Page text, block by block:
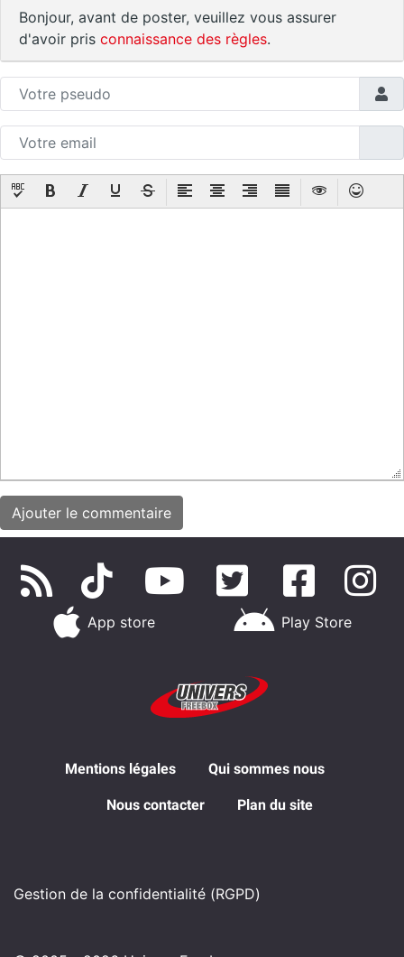
Bonjour, avant de poster, veuillez vous assurer
d'avoir pris connaissance des règles.
App store Play Store
Mentions légales Qui sommes nous
Nous contacter Plan du site
Gestion de la confidentialité (RGPD)